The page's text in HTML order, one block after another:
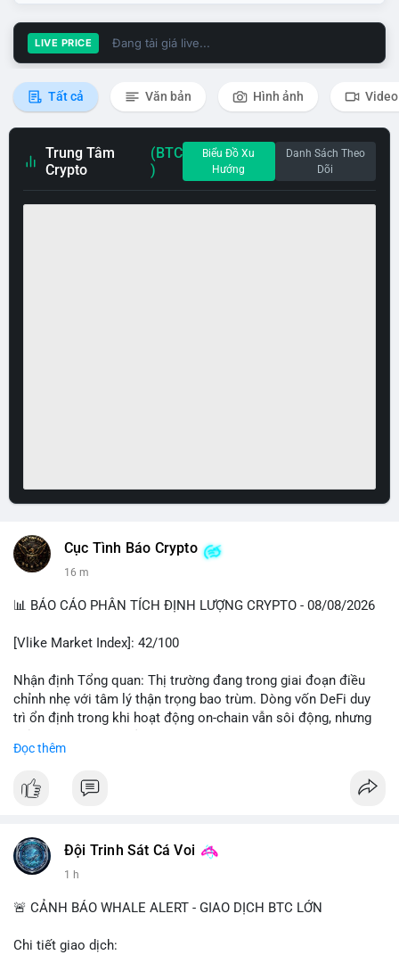
LIVE PRICE Đang tải giá live...
Tất cả Văn bản Hình ảnh Video
Trung Tâm
Crypto
(BTC
)
Biểu Đồ Xu
Hướng
Danh Sách Theo
Dõi
Cục Tình Báo Crypto
16 m
📊 BÁO CÁO PHÂN TÍCH ĐỊNH LƯỢNG CRYPTO - 08/08/2026
[Vlike Market Index]: 42/100
Nhận định Tổng quan: Thị trường đang trong giai đoạn điều
chỉnh nhẹ với tâm lý thận trọng bao trùm. Dòng vốn DeFi duy
trì ổn định trong khi hoạt động on-chain vẫn sôi động, nhưng
ngại về khả năng giảm sâu hơn.
Phân tích Dòng tiền DeFi (DefiLlama): Tổng TVL DeFi đạt
tỷ USD TVL, bỏ xa các chain còn lại như Tron (4,84 tỷ), BSC
(4,78 tỷ), Solana (4,73 tỷ) và Base (4,67 tỷ). Đáng chú ý, tổng
183,19 tỷ và USDC đạt 72,27 tỷ. Sự ổn định của stablecoin cho
cũng chưa có lực mua mới đáng kể.
Đọc thêm
Đội Trinh Sát Cá Voi
1 h
🚨 CẢNH BÁO WHALE ALERT - GIAO DỊCH BTC LỚN
Chi tiết giao dịch: